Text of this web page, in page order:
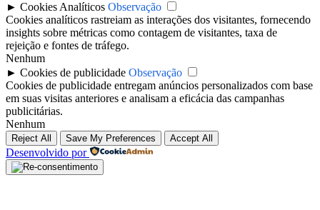
► Cookies Analíticos Observação
Cookies analíticos rastreiam as interações dos visitantes, fornecendo
insights sobre métricas como contagem de visitantes, taxa de
rejeição e fontes de tráfego.
Nenhum
► Cookies de publicidade Observação
Cookies de publicidade entregam anúncios personalizados com base
em suas visitas anteriores e analisam a eficácia das campanhas
publicitárias.
Nenhum
Reject All Save My Preferences Accept All
Desenvolvido por